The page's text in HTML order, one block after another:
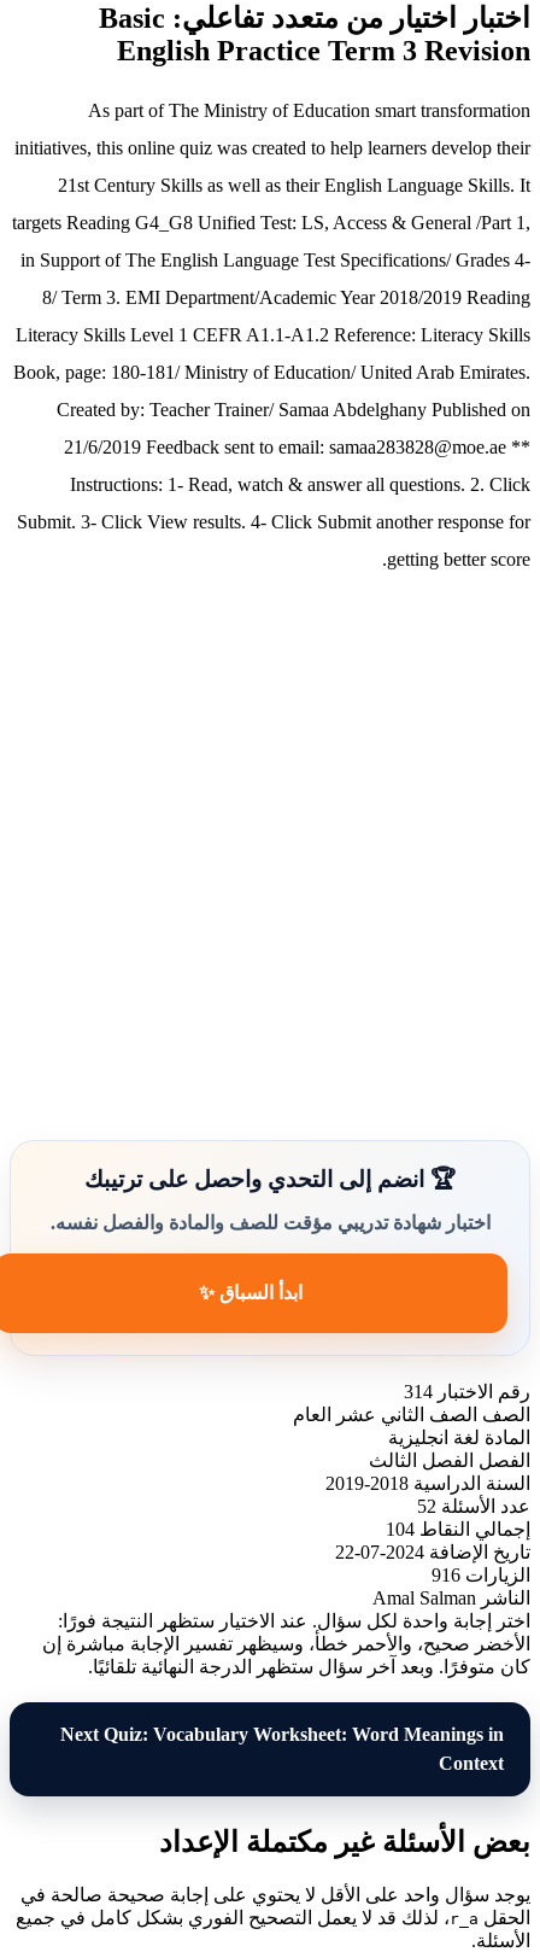
اختبار اختيار من متعدد تفاعلي: Basic
English Practice Term 3 Revision
As part of The Ministry of Education smart transformation
initiatives, this online quiz was created to help learners develop their
21st Century Skills as well as their English Language Skills. It
targets Reading G4_G8 Unified Test: LS, Access & General /Part 1,
in Support of The English Language Test Specifications/ Grades 4-
8/ Term 3. EMI Department/Academic Year 2018/2019 Reading
Literacy Skills Level 1 CEFR A1.1-A1.2 Reference: Literacy Skills
Book, page: 180-181/ Ministry of Education/ United Arab Emirates.
Created by: Teacher Trainer/ Samaa Abdelghany Published on
21/6/2019 Feedback sent to email: samaa283828@moe.ae **
Instructions: 1- Read, watch & answer all questions. 2. Click
Submit. 3- Click View results. 4- Click Submit another response for
getting better score.
🏆 انضم إلى التحدي واحصل على ترتيبك
اختبار شهادة تدريبي مؤقت للصف والمادة والفصل نفسه.
ابدأ السباق ✨
رقم الاختبار 314
الصف
الصف الثاني عشر العام
المادة لغة انجليزية
الفصل
الفصل الثالث
السنة الدراسية 2018-2019
عدد الأسئلة 52
إجمالي النقاط 104
تاريخ الإضافة 2024-07-22
الزيارات 916
الناشر Amal Salman
اختر إجابة واحدة لكل سؤال. عند الاختيار ستظهر النتيجة فورًا:
الأخضر صحيح، والأحمر خطأ، وسيظهر تفسير الإجابة مباشرة إن
كان متوفرًا. وبعد آخر سؤال ستظهر الدرجة النهائية تلقائيًا.
Next Quiz: Vocabulary Worksheet: Word Meanings in
Context
بعض الأسئلة غير مكتملة الإعداد
يوجد سؤال واحد على الأقل لا يحتوي على إجابة صحيحة صالحة في
الحقل r_a، لذلك قد لا يعمل التصحيح الفوري بشكل كامل في جميع
الأسئلة.